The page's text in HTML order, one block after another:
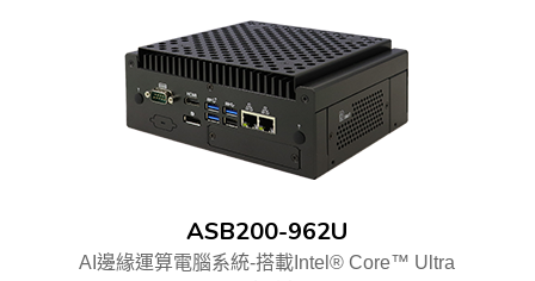
ASB200-962U
AI邊緣運算電腦系統-搭載Intel® Core™ Ultra